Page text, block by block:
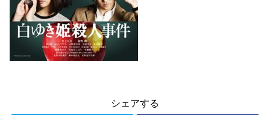
シェアする